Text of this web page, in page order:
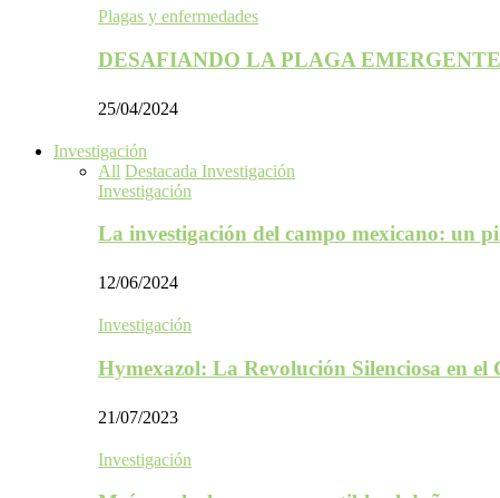
Plagas y enfermedades
DESAFIANDO LA PLAGA
25/04/2024
Investigación
All Destacada Investigación
Investigación
La investigación del campo mexicano: un
12/06/2024
Investigación
Hymexazol: La Revolución Silenciosa en
21/07/2023
Investigación